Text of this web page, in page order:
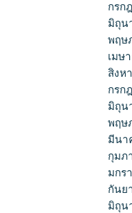
กรก
มิถุน
พฤษ
เมษ
สิงห
กรก
มิถุน
พฤษ
มีนา
กุมภ
มกร
กันย
มิถุน